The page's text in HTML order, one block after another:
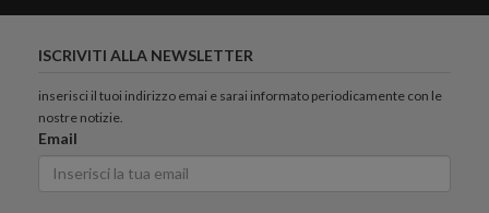
ISCRIVITI ALLA NEWSLETTER
inserisci il tuoi indirizzo emai e sarai informato periodicamente con le
nostre notizie.
Email